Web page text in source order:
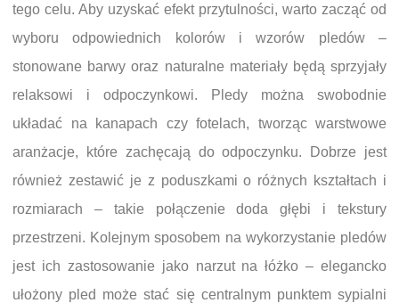
tego celu. Aby uzyskać efekt przytulności, warto zacząć od
wyboru odpowiednich kolorów i wzorów pledów –
stonowane barwy oraz naturalne materiały będą sprzyjały
relaksowi i odpoczynkowi. Pledy można swobodnie
układać na kanapach czy fotelach, tworząc warstwowe
aranżacje, które zachęcają do odpoczynku. Dobrze jest
również zestawić je z poduszkami o różnych kształtach i
rozmiarach – takie połączenie doda głębi i tekstury
przestrzeni. Kolejnym sposobem na wykorzystanie pledów
jest ich zastosowanie jako narzut na łóżko – elegancko
ułożony pled może stać się centralnym punktem sypialni